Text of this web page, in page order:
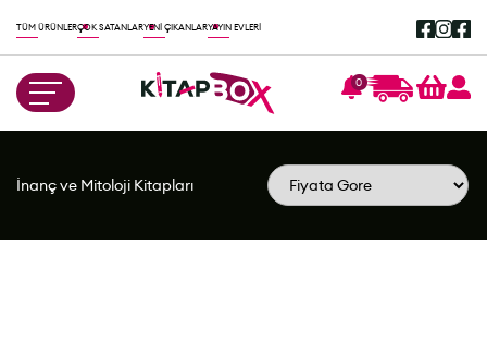
TÜM ÜRÜNLERÇOK SATANLARYENİ ÇIKANLARYAYIN EVLERİ
0
İnanç ve Mitoloji Kitapları